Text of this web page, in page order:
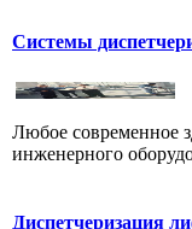
Системы
Любое современное
инженерного
Диспетчеризация